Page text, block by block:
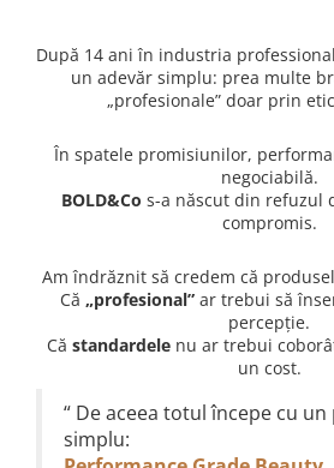
După 14 ani în industria
un adevăr simplu: prea multe
„profesionale” doar prin
În spatele promisiunilor,
negociabilă.
BOLD&Co s-a născut din refuzul
compromis.
Am îndrăznit să credem că
Că „profesional” ar trebui să
percepție.
Că standardelenu ar trebui
un cost.
“ De aceea totul începe cu
simplu: